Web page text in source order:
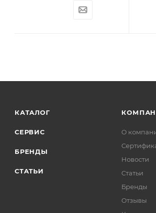
КАТАЛОГ
СЕРВИС
БРЕНДЫ
СТАТЬИ
О
Новости
Статьи
Бренды
Отзывы